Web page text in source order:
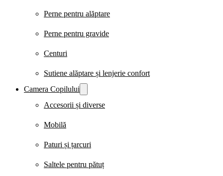
Perne pentru alăptare
Perne pentru gravide
Centuri
Sutiene alăptare și lenjerie confort
Camera Copilului
Accesorii și diverse
Mobilă
Paturi și țarcuri
Saltele pentru pătuț